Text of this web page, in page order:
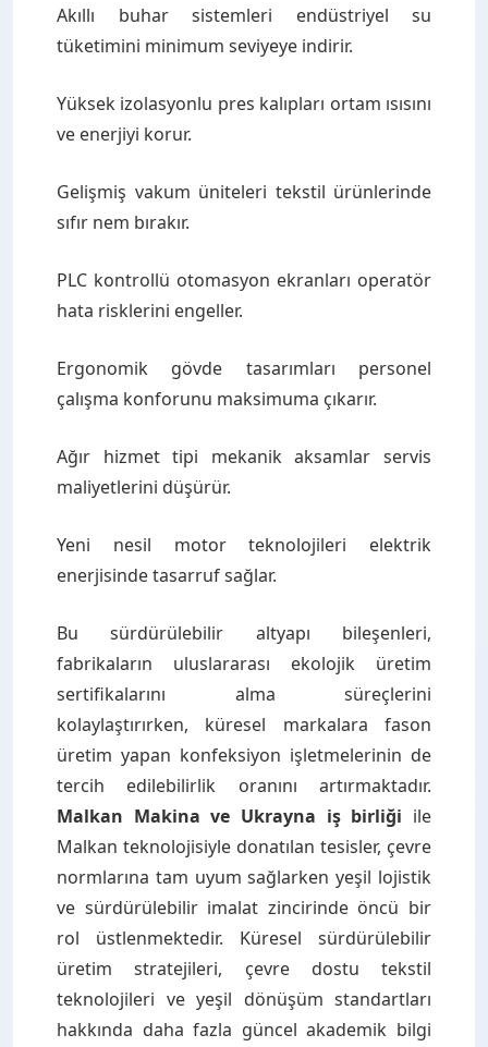
Akıllı buhar sistemleri endüstriyel su
tüketimini minimum seviyeye indirir.
Yüksek izolasyonlu pres kalıpları ortam ısısını
ve enerjiyi korur.
Gelişmiş vakum üniteleri tekstil ürünlerinde
sıfır nem bırakır.
PLC kontrollü otomasyon ekranları operatör
hata risklerini engeller.
Ergonomik gövde tasarımları personel
çalışma konforunu maksimuma çıkarır.
Ağır hizmet tipi mekanik aksamlar servis
maliyetlerini düşürür.
Yeni nesil motor teknolojileri elektrik
enerjisinde tasarruf sağlar.
Bu sürdürülebilir altyapı bileşenleri,
fabrikaların uluslararası ekolojik üretim
sertifikalarını alma süreçlerini
kolaylaştırırken, küresel markalara fason
üretim yapan konfeksiyon işletmelerinin de
tercih edilebilirlik oranını artırmaktadır.
Malkan Makina ve Ukrayna iş birliği ile
Malkan teknolojisiyle donatılan tesisler, çevre
normlarına tam uyum sağlarken yeşil lojistik
ve sürdürülebilir imalat zincirinde öncü bir
rol üstlenmektedir. Küresel sürdürülebilir
üretim stratejileri, çevre dostu tekstil
teknolojileri ve yeşil dönüşüm standartları
hakkında daha fazla güncel akademik bilgi